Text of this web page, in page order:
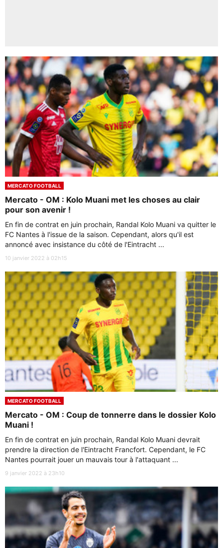
MERCATO FOOTBALL
Mercato - OM : Kolo Muani met les choses au clair
pour son avenir !
En fin de contrat en juin prochain, Randal Kolo Muani va quitter le
FC Nantes à l'issue de la saison. Cependant, alors qu'il est
annoncé avec insistance du côté de l'Eintracht ...
10 janvier 2022 à 02h15
MERCATO FOOTBALL
Mercato - OM : Coup de tonnerre dans le dossier Kolo
Muani !
En fin de contrat en juin prochain, Randal Kolo Muani devrait
prendre la direction de l'Eintracht Francfort. Cependant, le FC
Nantes pourrait jouer un mauvais tour à l'attaquant ...
9 janvier 2022 à 23h10